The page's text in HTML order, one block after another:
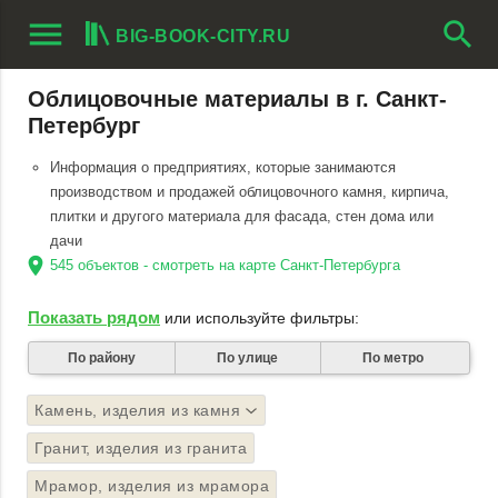
menu BIG-BOOK-CITY.RU search
Облицовочные материалы в г. Санкт-
Петербург
Информация о предприятиях, которые занимаются
производством и продажей облицовочного камня, кирпича,
плитки и другого материала для фасада, стен дома или
дачи
location_on 545 объектов - смотреть на карте Санкт-Петербурга
Показать рядом или используйте фильтры:
По району По улице По метро
Камень, изделия из камня
Гранит, изделия из гранита
Мрамор, изделия из мрамора